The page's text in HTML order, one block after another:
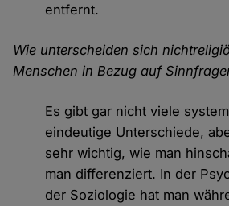
entfernt.
Wie unterscheiden sich
Menschen in Bezug auf
Es gibt gar nicht viele
eindeutige Unterschiede,
sehr wichtig, wie man
man differenziert. In der
der Soziologie hat man